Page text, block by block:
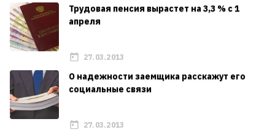
Трудовая пенсия вырастет на 3,3 % с 1
апреля
27.03.2013
О надежности заемщика расскажут его
социальные связи
27.03.2013